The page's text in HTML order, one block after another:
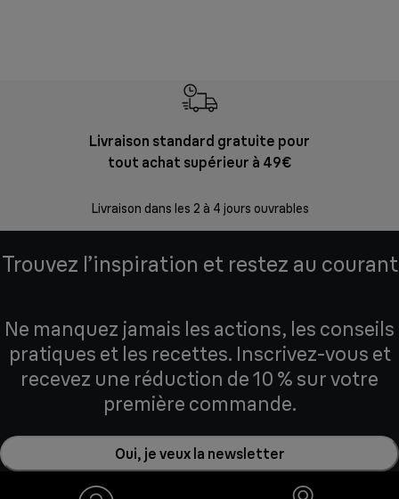
Livraison standard gratuite pour
tout achat supérieur à 49€
Livraison dans les 2 à 4 jours ouvrables
Trouvez l’inspiration et restez au courant
Ne manquez jamais les actions, les conseils
pratiques et les recettes. Inscrivez-vous et
recevez une réduction de 10 % sur votre
première commande.
Oui, je veux la newsletter